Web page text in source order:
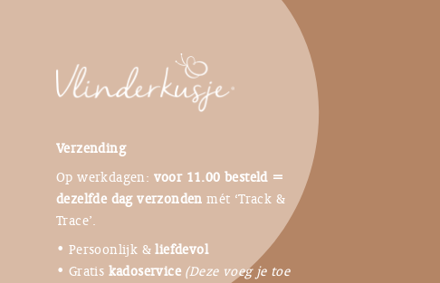
Verzending
Op werkdagen: voor 11.00 besteld =
dezelfde dag verzonden mét ‘Track &
Trace’.
• Persoonlijk &liefdevol
• Gratis kadoservice (Deze voeg je toe